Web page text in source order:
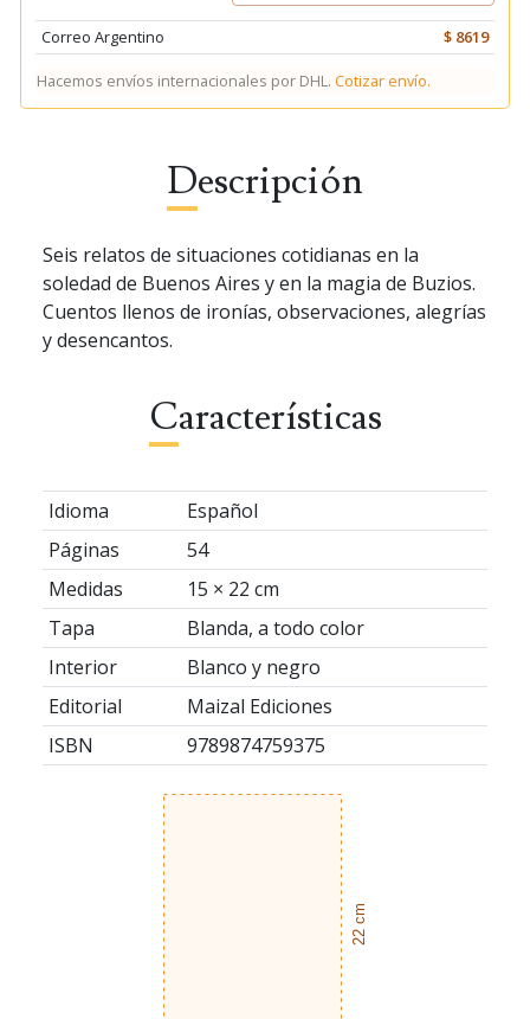
Correo Argentino $ 8619
Hacemos envíos internacionales por DHL. Cotizar envío.
Descripción
Seis relatos de situaciones cotidianas en la
soledad de Buenos Aires y en la magia de Buzios.
Cuentos llenos de ironías, observaciones, alegrías
y desencantos.
Características
Idioma
Español
Páginas
54
Medidas
15 × 22 cm
Tapa
Blanda, a todo color
Interior
Blanco y negro
Editorial
Maizal Ediciones
ISBN
9789874759375
22 cm